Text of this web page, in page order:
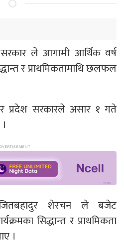
ले आगामी आर्थिक वर्ष
र प्राथमिकतामाथि छलफल
प्रदेश सरकारले असार १ गते
जितबहादुर शेरचन ले बजेट
सिद्धान्त र प्राथमिकता
।